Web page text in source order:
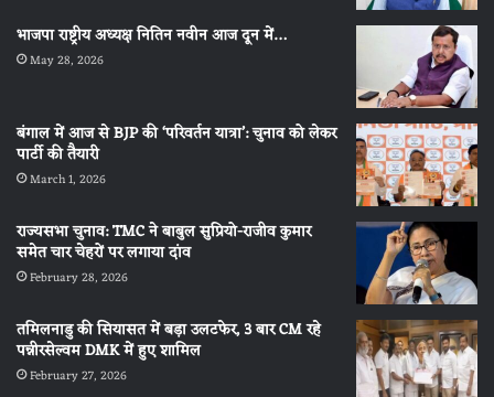
भाजपा राष्ट्रीय अध्यक्ष नितिन नवीन आज दून में…
May 28, 2026
बंगाल में आज से BJP की ‘परिवर्तन यात्रा’: चुनाव को लेकर
पार्टी की तैयारी
March 1, 2026
राज्यसभा चुनाव: TMC ने बाबुल सुप्रियो-राजीव कुमार
समेत चार चेहरों पर लगाया दांव
February 28, 2026
तमिलनाडु की सियासत में बड़ा उलटफेर, 3 बार CM रहे
पन्नीरसेल्वम DMK में हुए शामिल
February 27, 2026